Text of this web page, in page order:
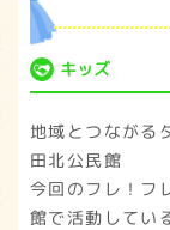
キッズ
地域とつなが
田北公民館
今回のフレ！フ
館で活動してい